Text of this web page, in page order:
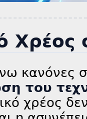
κανόνες
του
χρέος